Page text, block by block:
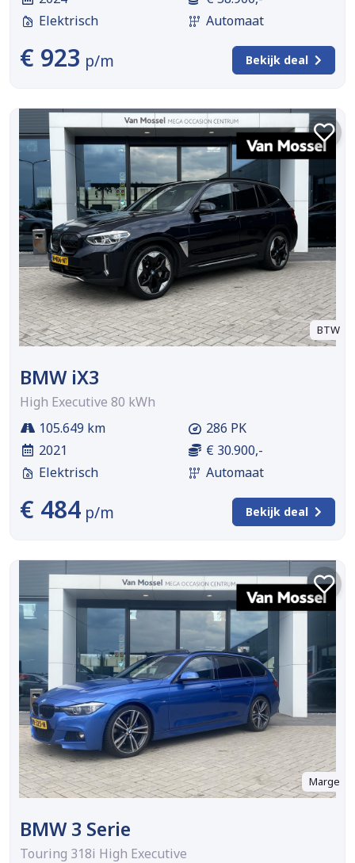
Elektrisch
Automaat
€ 923 p/m Bekijk deal
BTW
BMW iX3
High Executive 80 kWh
105.649 km
2021
Elektrisch
286 PK
€ 30.900,-
Automaat
€ 484 p/m Bekijk deal
Marge
BMW 3 Serie
Touring 318i High Executive